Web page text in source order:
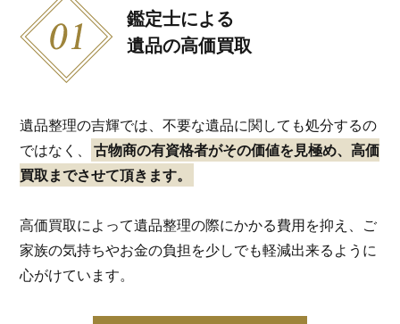
鑑定士による
遺品の高価買取
遺品整理の吉輝では、不要な遺品に関しても処分するの
ではなく、
古物商の有資格者がその価値を見極め、高価
買取までさせて頂きます。
高価買取によって遺品整理の際にかかる費用を抑え、ご
家族の気持ちやお金の負担を少しでも軽減出来るように
心がけています。